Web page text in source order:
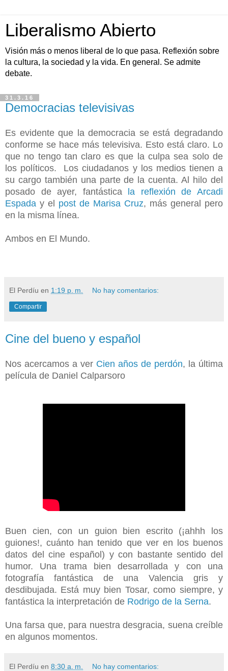
Liberalismo Abierto
Visión más o menos liberal de lo que pasa. Reflexión sobre
la cultura, la sociedad y la vida. En general. Se admite
debate.
31.3.16
Democracias televisivas
Es evidente que la democracia se está degradando
conforme se hace más televisiva. Esto está claro. Lo
que no tengo tan claro es que la culpa sea solo de
los políticos. Los ciudadanos y los medios tienen a
su cargo también una parte de la cuenta. Al hilo del
posado de ayer, fantástica la reflexión de Arcadi
Espada y el post de Marisa Cruz, más general pero
en la misma línea.
Ambos en El Mundo.
El Perdíu en 1:19 p. m. No hay comentarios:
Compartir
Cine del bueno y español
Nos acercamos a ver Cien años de perdón, la última
película de Daniel Calparsoro
Buen cien, con un guion bien escrito (¡ahhh los
guiones!, cuánto han tenido que ver en los buenos
datos del cine español) y con bastante sentido del
humor. Una trama bien desarrollada y con una
fotografía fantástica de una Valencia gris y
desdibujada. Está muy bien Tosar, como siempre, y
fantástica la interpretación de Rodrigo de la Serna.
Una farsa que, para nuestra desgracia, suena creíble
en algunos momentos.
El Perdíu en 8:30 a. m. No hay comentarios: